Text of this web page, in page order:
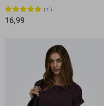
1
16,99